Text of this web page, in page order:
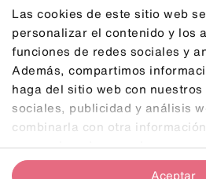
Las cookies de este sitio web
personalizar el contenido y los
funciones de redes sociales y
Además, compartimos
haga del sitio web con
sociales, publicidad y análisis
combinarla con otra
proporcionado o que hayan
que haya hecho de sus
Aceptar
Informativa sulla privacy
Politica sui cookie